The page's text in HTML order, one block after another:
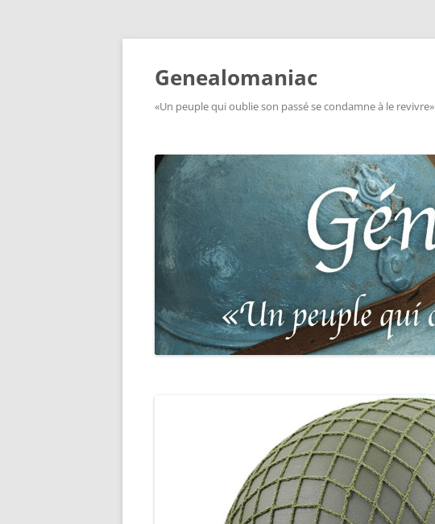
Aller
Genealomaniac
«Un peuple qui oublie son passé se condamne à le revivre»